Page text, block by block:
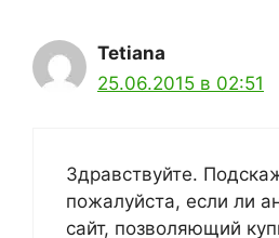
Tetiana
25.06.2015 в 02:51
Здравствуйте.
пожалуйста, если ли
сайт, позволяющий